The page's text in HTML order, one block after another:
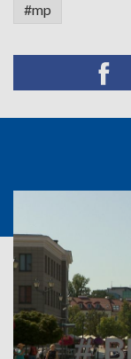
#mp